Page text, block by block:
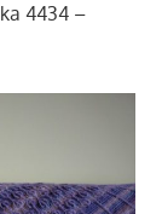
4434 –